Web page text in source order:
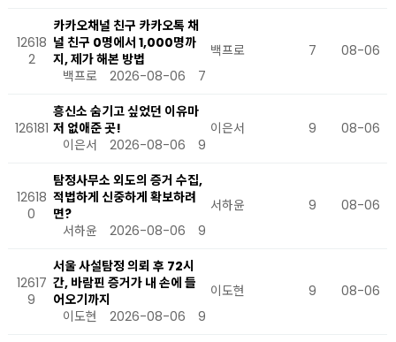
12618
2
카카오채널 친구 카카오톡 채
널 친구 0명에서 1,000명까
지, 제가 해본 방법
백프로
2026-08-06 7
백프로 7 08-06
126181
흥신소 숨기고 싶었던 이유마
저 없애준 곳!
이은서
2026-08-06 9
이은서 9 08-06
12618
0
탐정사무소 외도의 증거 수집,
적법하게 신중하게 확보하려
면?
서하윤
2026-08-06 9
서하윤 9 08-06
12617
9
서울 사설탐정 의뢰 후 72시
간, 바람핀 증거가 내 손에 들
어오기까지
이도현
2026-08-06 9
이도현 9 08-06